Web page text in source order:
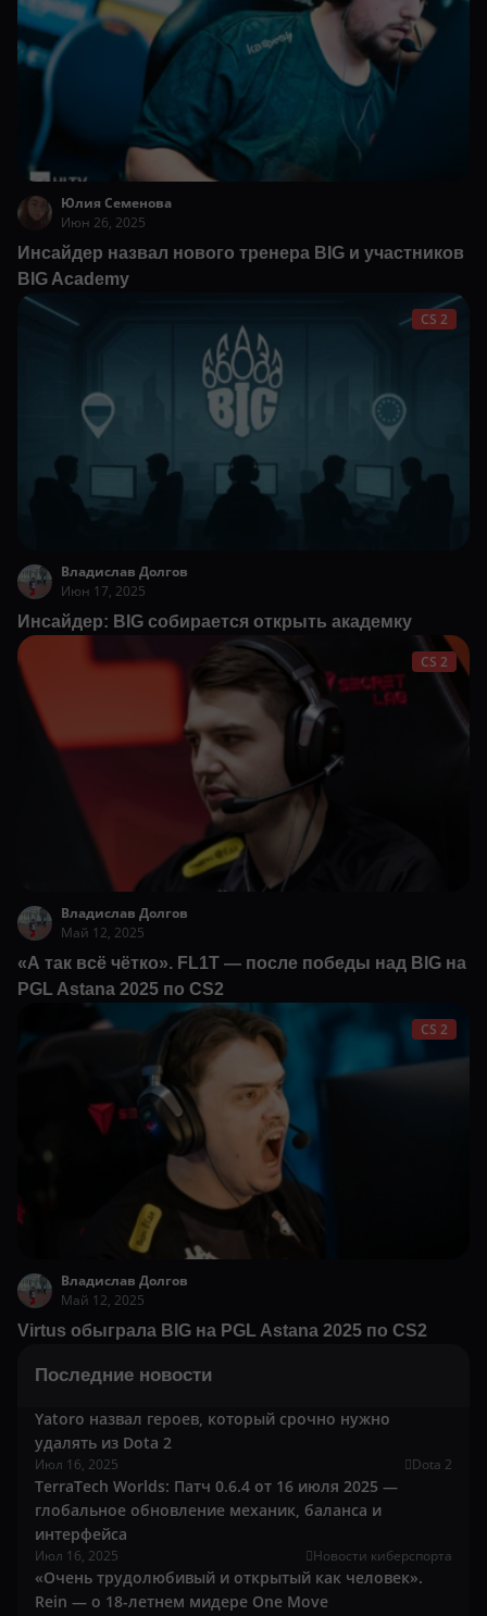
Юлия Семенова
Июн 26, 2025
Инсайдер назвал нового тренера BIG и участников
BIG Academy
CS 2
Владислав Долгов
Июн 17, 2025
Инсайдер: BIG собирается открыть академку
CS 2
Владислав Долгов
Май 12, 2025
«А так всё чётко». FL1T — после победы над BIG на
PGL Astana 2025 по CS2
CS 2
Владислав Долгов
Май 12, 2025
Virtus обыграла BIG на PGL Astana 2025 по CS2
Последние новости
Yatoro назвал героев, который срочно нужно
удалять из Dota 2
Июл 16, 2025 Dota 2
TerraTech Worlds: Патч 0.6.4 от 16 июля 2025 —
глобальное обновление механик, баланса и
интерфейса
Июл 16, 2025 Новости киберспорта
«Очень трудолюбивый и открытый как человек».
Rein — о 18-летнем мидере One Move